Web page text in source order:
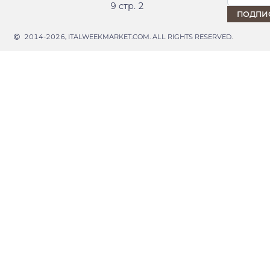
9 стр. 2
2014-2026, ITALWEEKMARKET.COM. ALL RIGHTS RESERVED.